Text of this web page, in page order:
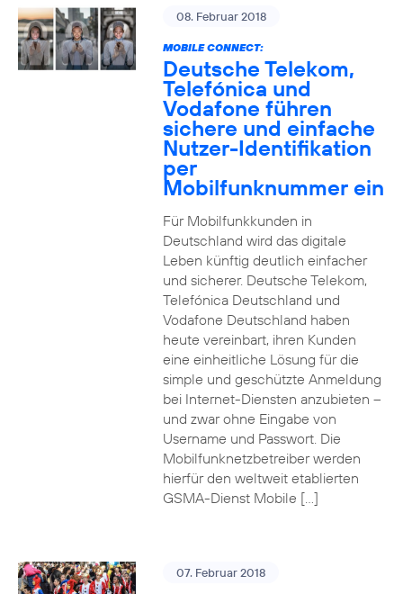
08. Februar 2018
MOBILE CONNECT:
Deutsche Telekom,
Telefónica und
Vodafone führen
sichere und einfache
Nutzer-Identifikation
per
Mobilfunknummer ein
Für Mobilfunkkunden in
Deutschland wird das digitale
Leben künftig deutlich einfacher
und sicherer. Deutsche Telekom,
Telefónica Deutschland und
Vodafone Deutschland haben
heute vereinbart, ihren Kunden
eine einheitliche Lösung für die
simple und geschützte Anmeldung
bei Internet-Diensten anzubieten –
und zwar ohne Eingabe von
Username und Passwort. Die
Mobilfunknetzbetreiber werden
hierfür den weltweit etablierten
GSMA-Dienst Mobile […]
07. Februar 2018